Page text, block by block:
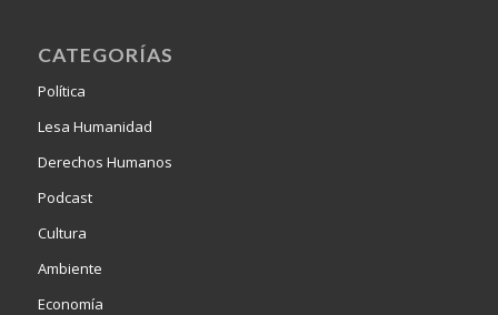
CATEGORÍAS
Política
Lesa Humanidad
Derechos Humanos
Podcast
Cultura
Ambiente
Economía